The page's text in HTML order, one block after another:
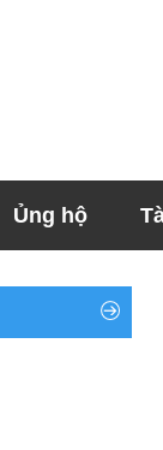
Ủng hộ